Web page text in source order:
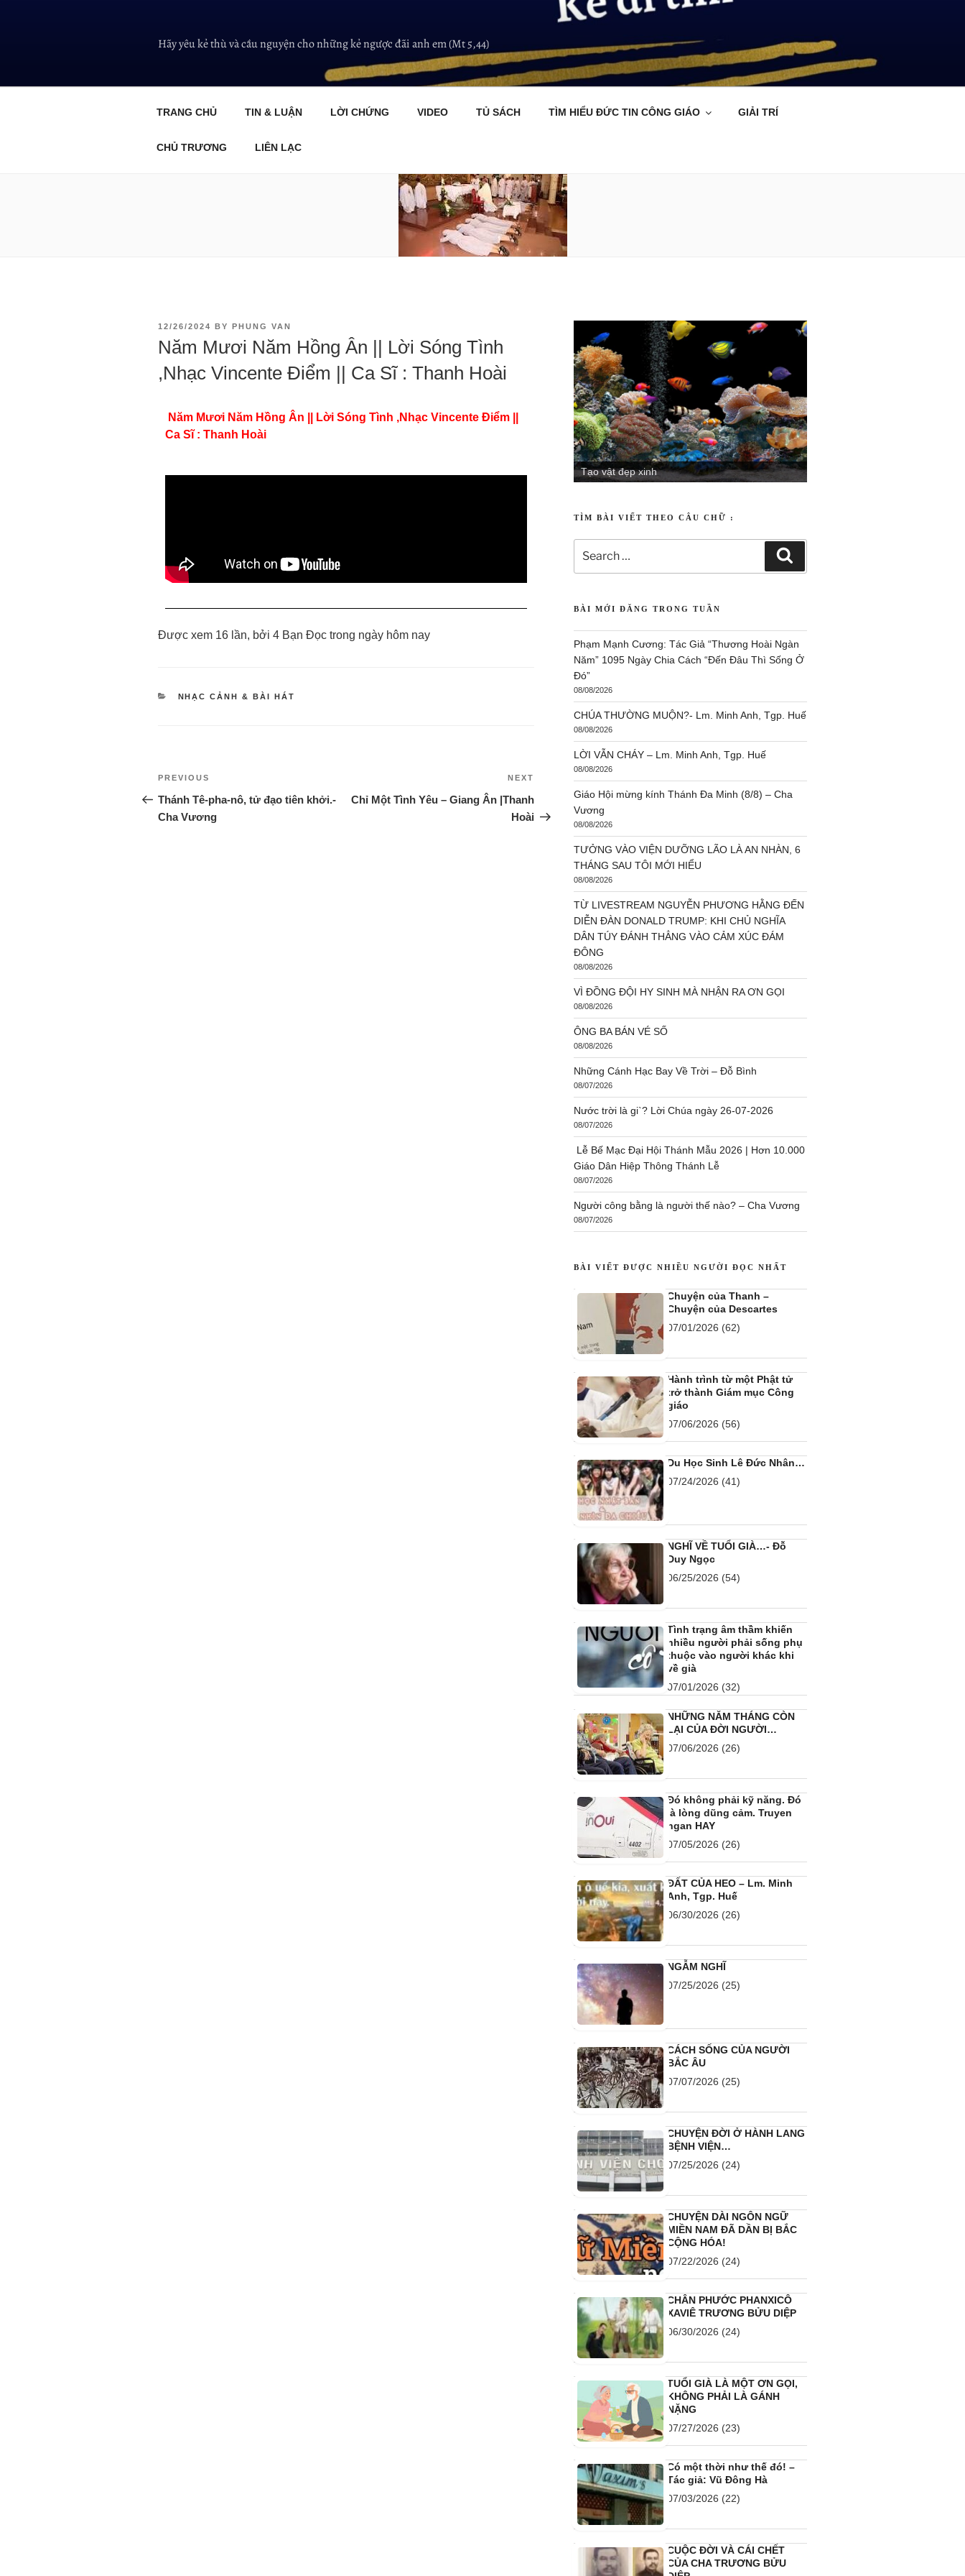
Hãy yêu kẻ thù và cầu nguyện cho những kẻ ngược đãi anh em (Mt 5,44)
TRANG CHỦ TIN & LUẬN LỜI CHỨNG VIDEO TỦ SÁCH TÌM HIỂU ĐỨC TIN CÔNG GIÁO GIẢI TRÍ
CHỦ TRƯƠNG LIÊN LẠC
12/26/2024 BY PHUNG VAN
Năm Mươi Năm Hồng Ân || Lời Sóng Tình
,Nhạc Vincente Điểm || Ca Sĩ : Thanh Hoài
Năm Mươi Năm Hồng Ân || Lời Sóng Tình ,Nhạc Vincente Điểm ||
Ca Sĩ : Thanh Hoài
Được xem 16 lần, bởi 4 Bạn Đọc trong ngày hôm nay
NHẠC CẢNH & BÀI HÁT
PREVIOUS
Thánh Tê-pha-nô, tử đạo tiên khởi.-
Cha Vương
NEXT
Chỉ Một Tình Yêu – Giang Ân |Thanh
Hoài
Tạo vật đẹp xinh
TÌM BÀI VIẾT THEO CÂU CHỮ :
BÀI MỚI ĐĂNG TRONG TUẦN
Phạm Mạnh Cương: Tác Giả “Thương Hoài Ngàn
Năm” 1095 Ngày Chia Cách “Đến Đâu Thì Sống Ở
Đó”
08/08/2026
CHÚA THƯỜNG MUỘN?- Lm. Minh Anh, Tgp. Huế
08/08/2026
LỜI VẪN CHÁY – Lm. Minh Anh, Tgp. Huế
08/08/2026
Giáo Hội mừng kính Thánh Đa Minh (8/8) – Cha
Vương
08/08/2026
TƯỞNG VÀO VIỆN DƯỠNG LÃO LÀ AN NHÀN, 6
THÁNG SAU TÔI MỚI HIỂU
08/08/2026
TỪ LIVESTREAM NGUYỄN PHƯƠNG HẰNG ĐẾN
DIỄN ĐÀN DONALD TRUMP: KHI CHỦ NGHĨA
DÂN TÚY ĐÁNH THẲNG VÀO CẢM XÚC ĐÁM
ĐÔNG
08/08/2026
VÌ ĐỒNG ĐỘI HY SINH MÀ NHẬN RA ƠN GỌI
08/08/2026
ÔNG BA BÁN VÉ SỐ
08/08/2026
Những Cánh Hạc Bay Về Trời – Đỗ Bình
08/07/2026
Nước trời là gi`? Lời Chúa ngày 26-07-2026
08/07/2026
Lễ Bế Mạc Đại Hội Thánh Mẫu 2026 | Hơn 10.000
Giáo Dân Hiệp Thông Thánh Lễ
08/07/2026
Người công bằng là người thế nào? – Cha Vương
08/07/2026
BÀI VIẾT ĐƯỢC NHIỀU NGƯỜI ĐỌC NHẤT
Chuyện của Thanh –
Chuyện của Descartes
07/01/2026 (62)
Hành trình từ một Phật tử
trở thành Giám mục Công
giáo
07/06/2026 (56)
Du Học Sinh Lê Đức Nhân…
07/24/2026 (41)
NGHĨ VỀ TUỔI GIÀ…- Đỗ
Duy Ngọc
06/25/2026 (54)
Tình trạng âm thầm khiến
nhiều người phải sống phụ
thuộc vào người khác khi
về già
07/01/2026 (32)
NHỮNG NĂM THÁNG CÒN
LẠI CỦA ĐỜI NGƯỜI…
07/06/2026 (26)
Đó không phải kỹ năng. Đó
là lòng dũng cảm. Truyen
ngan HAY
07/05/2026 (26)
ĐẤT CỦA HEO – Lm. Minh
Anh, Tgp. Huế
06/30/2026 (26)
NGẪM NGHĨ
07/25/2026 (25)
CÁCH SỐNG CỦA NGƯỜI
BẮC ÂU
07/07/2026 (25)
CHUYỆN ĐỜI Ở HÀNH LANG
BỆNH VIỆN…
07/25/2026 (24)
CHUYỆN DÀI NGÔN NGỮ
MIỀN NAM ĐÃ DẦN BỊ BẮC
CỘNG HÓA!
07/22/2026 (24)
CHÂN PHƯỚC PHANXICÔ
XAVIÊ TRƯƠNG BỬU DIỆP
06/30/2026 (24)
TUỔI GIÀ LÀ MỘT ƠN GỌI,
KHÔNG PHẢI LÀ GÁNH
NẶNG
07/27/2026 (23)
Có một thời như thế đó! –
Tác giả: Vũ Đông Hà
07/03/2026 (22)
CUỘC ĐỜI VÀ CÁI CHẾT
CỦA CHA TRƯƠNG BỬU